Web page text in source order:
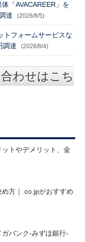
「AVACAREER」を
達
(2026/8/5)
トフォームサービスな
調達
(2026/8/4)
わせはこち
トやデメリット、金
方｜.co.jpがおすすめ
バンク-みずほ銀行-